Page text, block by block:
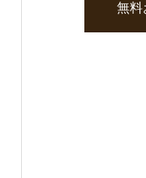
無料